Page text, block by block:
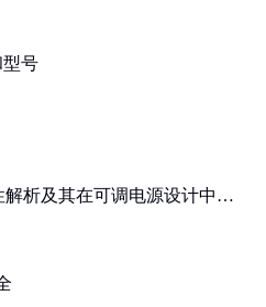
号
解析及其在可调电源设计中的